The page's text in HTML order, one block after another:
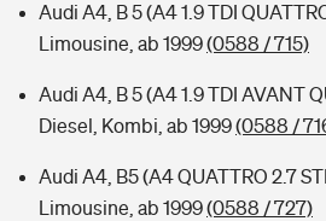
Audi A4, B 5 (A4 1.9 TDI
Limousine, ab 1999(0588 / 715)
Audi A4, B 5 (A4 1.9 TDI AVANT
Diesel, Kombi, ab 1999(0588 /
Audi A4, B5 (A4 QUATTRO 2.7
Limousine, ab 1999(0588 / 727)